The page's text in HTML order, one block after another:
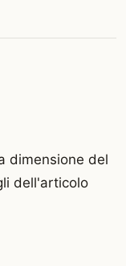
dimensione del
dell'articolo